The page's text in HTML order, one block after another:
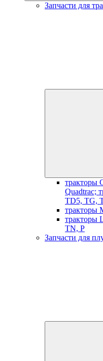
Запчасти для
тракторы
Quadtrac;
TD5, TG,
тракторы
тракторы
TN, P
Запчасти для